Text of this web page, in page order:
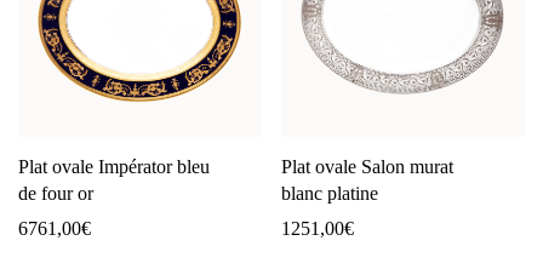
Plat ovale Impérator bleu
de four or
6761,00€
Plat ovale Salon murat
blanc platine
1251,00€